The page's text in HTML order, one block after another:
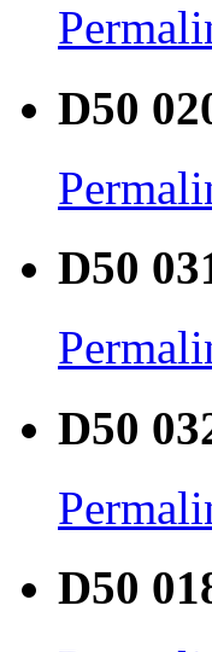
D50
D50
D50
D50